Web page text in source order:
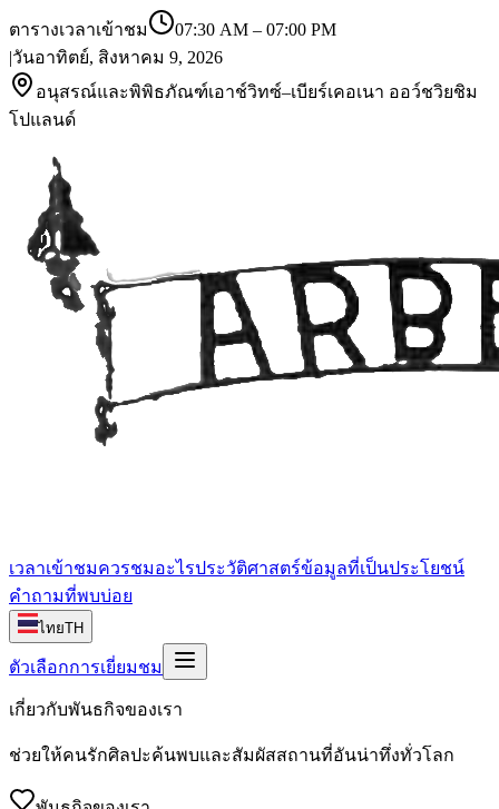
ตารางเวลาเข้าชม 07:30 AM – 07:00 PM
|วันอาทิตย์, สิงหาคม 9, 2026
อนุสรณ์และพิพิธภัณฑ์เอาช์วิทซ์–เบียร์เคอเนา ออว์ชวิยชิม
โปแลนด์
เวลาเข้าชมควรชมอะไรประวัติศาสตร์ข้อมูลที่เป็นประโยชน์
คำถามที่พบบ่อย
ไทยTH
ตัวเลือกการเยี่ยมชม
เกี่ยวกับพันธกิจของเรา
ช่วยให้คนรักศิลปะค้นพบและสัมผัสสถานที่อันน่าทึ่งทั่วโลก